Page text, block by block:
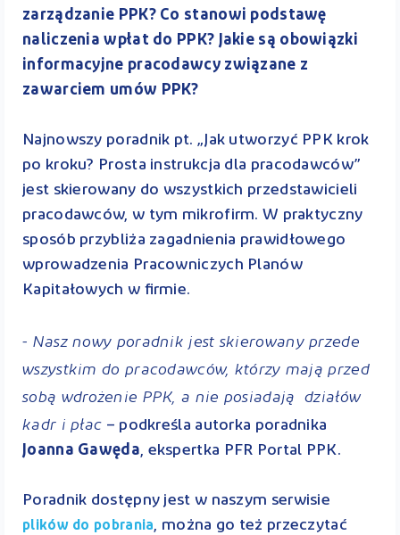
zarządzanie PPK? Co stanowi podstawę
naliczenia wpłat do PPK? Jakie są obowiązki
informacyjne pracodawcy związane z
zawarciem umów PPK?
Najnowszy poradnik pt. „Jak utworzyć PPK krok
po kroku? Prosta instrukcja dla pracodawców”
jest skierowany do wszystkich przedstawicieli
pracodawców, w tym mikrofirm. W praktyczny
sposób przybliża zagadnienia prawidłowego
wprowadzenia Pracowniczych Planów
Kapitałowych w ﬁrmie.
- Nasz nowy poradnik jest skierowany przede
wszystkim do pracodawców, którzy mają przed
sobą wdrożenie PPK, a nie posiadają działów
kadr i płac – podkreśla autorka poradnika
Joanna Gawęda, ekspertka PFR Portal PPK.
Poradnik dostępny jest w naszym serwisie
plików do pobrania, można go też przeczytać